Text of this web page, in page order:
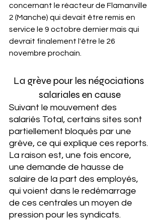
concernant le réacteur de Flamanville
2 (Manche) qui devait être remis en
service le 9 octobre dernier mais qui
devrait finalement l'être le 26
novembre prochain.
La grève pour les négociations
salariales en cause
Suivant le mouvement des
salariés Total, certains sites sont
partiellement bloqués par une
grève, ce qui explique ces reports.
La raison est, une fois encore,
une demande de hausse de
salaire de la part des employés,
qui voient dans le redémarrage
de ces centrales un moyen de
pression pour les syndicats.